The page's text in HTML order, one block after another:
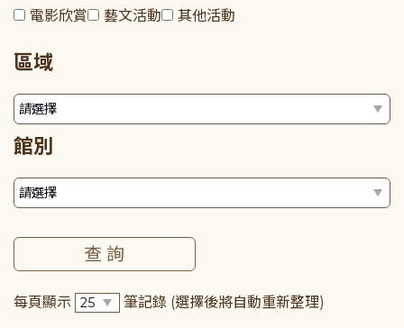
電影欣賞
藝文活動 其他活動
區域
館別
每頁顯示 筆記錄 (選擇後將自動重新整理)